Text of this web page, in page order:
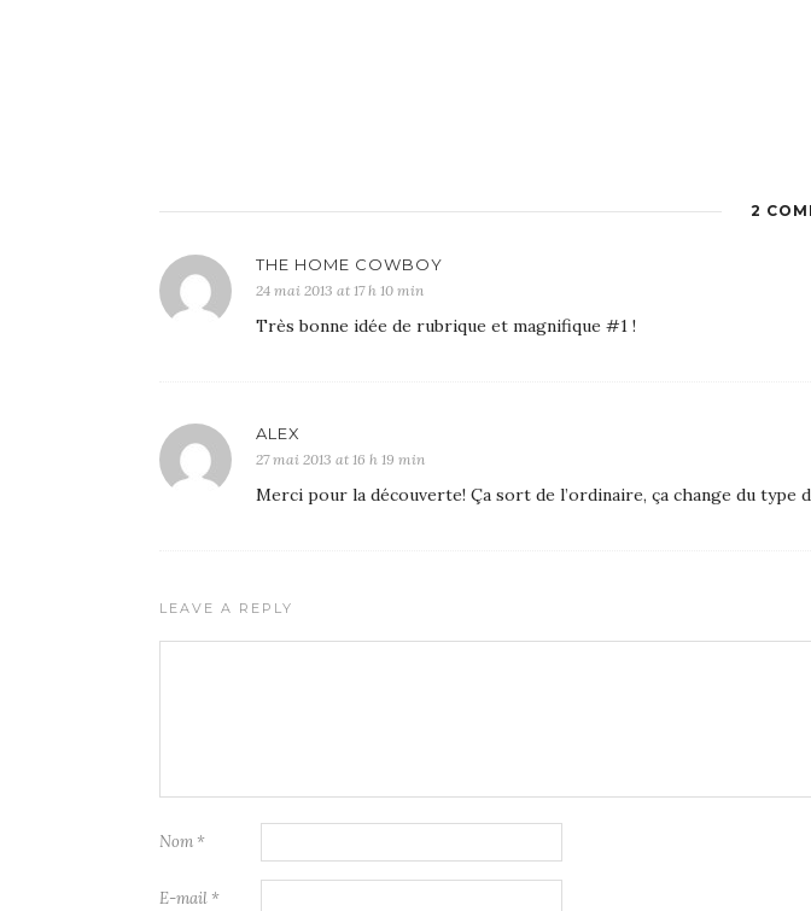
2
THE HOME COWBOY
24 mai 2013 at 17 h 10 min
Très bonne idée de rubrique et magnifique #1 !
ALEX
27 mai 2013 at 16 h 19 min
Merci pour la découverte! Ça sort de l’ordinaire, ça change du type
LEAVE A REPLY
Nom *
E-mail *